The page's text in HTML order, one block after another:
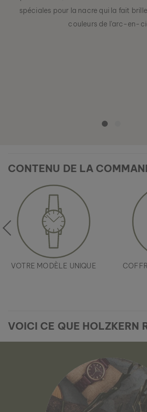
spéciales pour la nacre qui la fait
couleurs de l'arc-en-
CONTENU DE LA
VOTRE MODÈLE UNIQUE
VOICI CE QUE HOLZKERN